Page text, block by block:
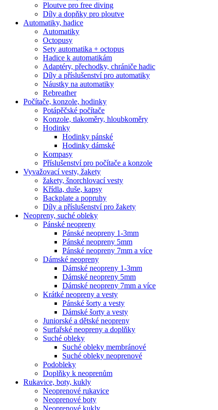
Ploutve pro free diving
Díly a dopňky pro ploutve
Automatiky, hadice
Automatiky
Octopusy
Sety automatika + octopus
Hadice k automatikám
Adaptéry, přechodky, chrániče hadic
Díly a příslušenství pro automatiky
Náustky na automatiky
Rebreather
Počítače, konzole, hodinky
Potápěčské počítače
Konzole, tlakoměry, hloubkoměry
Hodinky
Hodinky pánské
Hodinky dámské
Kompasy
Příslušenství pro počítače a konzole
Vyvažovací vesty, žakety
žakety, šnorchlovací vesty
Křídla, duše, kapsy
Backplate a popruhy
Díly a příslušenství pro žakety
Neopreny, suché obleky
Pánské neopreny
Pánské neopreny 1-3mm
Pánské neopreny 5mm
Pánské neopreny 7mm a více
Dámské neopreny
Dámské neopreny 1-3mm
Dámské neopreny 5mm
Dámské neopreny 7mm a více
Krátké neopreny a vesty
Pánské šorty a vesty
Dámské šorty a vesty
Juniorské a dětské neopreny
Surfařské neopreny a doplňky
Suché obleky
Suché obleky membránové
Suché obleky neoprenové
Podobleky
Doplňky k neoprenům
Rukavice, boty, kukly
Neoprenové rukavice
Neoprenové boty
Neoprenové kukly